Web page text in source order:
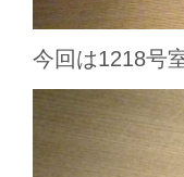
今回は1218号